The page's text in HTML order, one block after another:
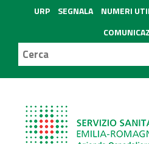
URP SEGNALA NUMERI